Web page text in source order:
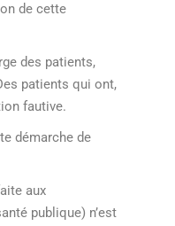
de cette
des patients,
patients qui ont,
fautive.
démarche de
aux
publique) n’est